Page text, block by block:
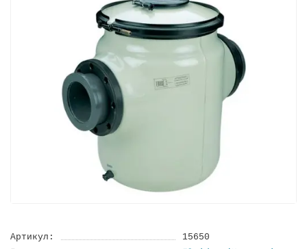
Артикул:
15650